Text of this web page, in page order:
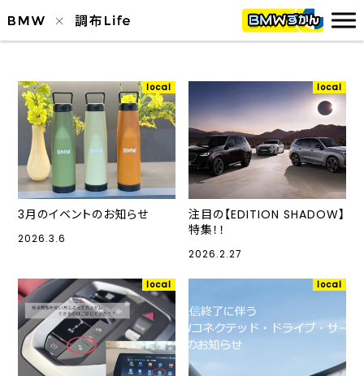
local
3月のイベントのお知らせ
2026.3.6
local
注目の【EDITION SHADOW】
特集！！
2026.2.27
local local